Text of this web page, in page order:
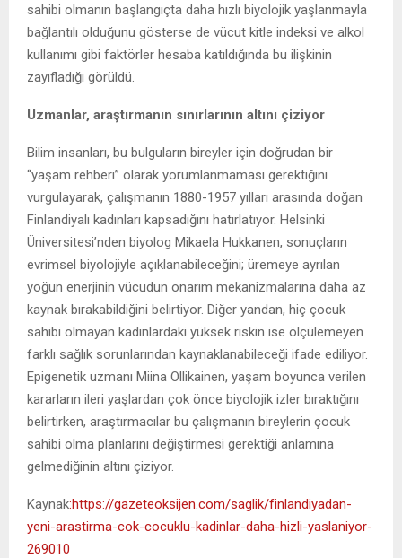
sahibi olmanın başlangıçta daha hızlı biyolojik yaşlanmayla
bağlantılı olduğunu gösterse de vücut kitle indeksi ve alkol
kullanımı gibi faktörler hesaba katıldığında bu ilişkinin
zayıfladığı görüldü.
Uzmanlar, araştırmanın sınırlarının altını çiziyor
Bilim insanları, bu bulguların bireyler için doğrudan bir
“yaşam rehberi” olarak yorumlanmaması gerektiğini
vurgulayarak, çalışmanın 1880-1957 yılları arasında doğan
Finlandiyalı kadınları kapsadığını hatırlatıyor. Helsinki
Üniversitesi’nden biyolog Mikaela Hukkanen, sonuçların
evrimsel biyolojiyle açıklanabileceğini; üremeye ayrılan
yoğun enerjinin vücudun onarım mekanizmalarına daha az
kaynak bırakabildiğini belirtiyor. Diğer yandan, hiç çocuk
sahibi olmayan kadınlardaki yüksek riskin ise ölçülemeyen
farklı sağlık sorunlarından kaynaklanabileceği ifade ediliyor.
Epigenetik uzmanı Miina Ollikainen, yaşam boyunca verilen
kararların ileri yaşlardan çok önce biyolojik izler bıraktığını
belirtirken, araştırmacılar bu çalışmanın bireylerin çocuk
sahibi olma planlarını değiştirmesi gerektiği anlamına
gelmediğinin altını çiziyor.
Kaynak:https://gazeteoksijen.com/saglik/finlandiyadan-
yeni-arastirma-cok-cocuklu-kadinlar-daha-hizli-yaslaniyor-
269010